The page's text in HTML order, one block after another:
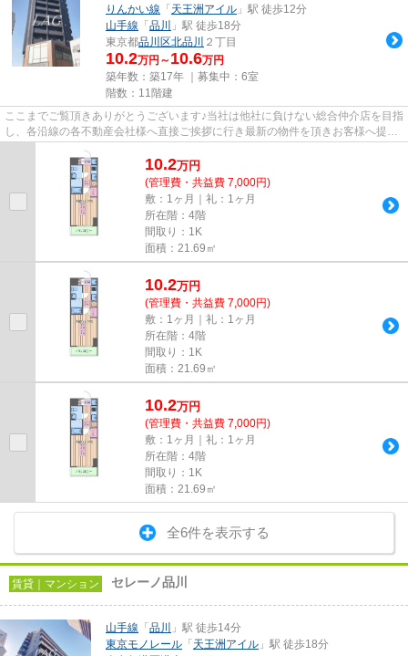
りんかい線 「 天王洲アイル 」駅 徒歩12分
山手線 「 品川
」駅 徒歩18分
東京都品川区北品川 ２丁目
10.2万円～ 10.6万円
築年数：築17年 ｜募集中： 6室
階数：11階建
ここまでご覧頂きありがとうございます♪当社は他社に負けない総合仲介店を目指
し、各沿線の各不動産会社様へ直接ご挨拶に行き最新の物件を頂きお客様へ提供
10.2万円
(管理費・共益費 7,000円)
敷：1ヶ月｜礼：1ヶ月
所在階：4階
間取り：1K
面積：21.69㎡
10.2万円
(管理費・共益費 7,000円)
敷：1ヶ月｜礼：1ヶ月
所在階：4階
間取り：1K
面積：21.69㎡
10.2万円
(管理費・共益費 7,000円)
敷：1ヶ月｜礼：1ヶ月
所在階：4階
間取り：1K
面積：21.69㎡
全6件を表示する
賃貸｜マンション セレーノ品川
山手線 「 品川
」駅 徒歩14分
東京モノレール 「 天王洲アイル 」駅 徒歩18分